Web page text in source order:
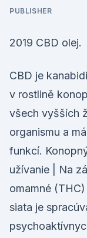
PUBLISHER
2019 CBD olej.
CBD je
v rostlině
všech vyšších
organismu a
funkcí.
užívanie | Na
omamné
siata je